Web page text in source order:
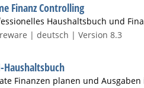
Finanz Controlling
Haushaltsbuch und
| deutsch | Version 8.3
Haushaltsbuch
Finanzen planen und